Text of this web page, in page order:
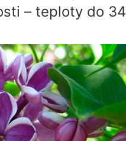
– teploty do 34